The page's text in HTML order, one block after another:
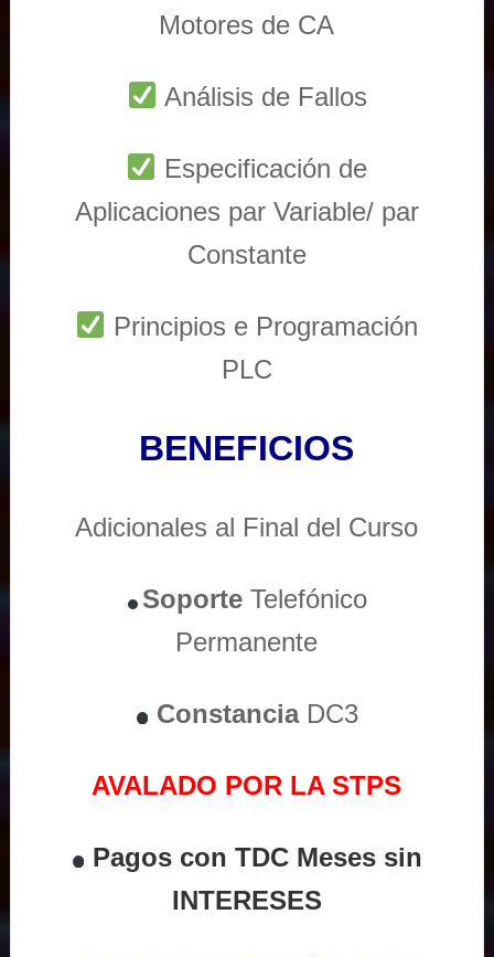
Motores de CA
Análisis de Fallos
Especificación de
Aplicaciones par Variable/ par
Constante
Principios e Programación
PLC
BENEFICIOS
Adicionales al Final del Curso
Soporte Telefónico
Permanente
ConstanciaDC3
AVALADO POR LA STPS
Pagos con TDC Meses sin
INTERESES